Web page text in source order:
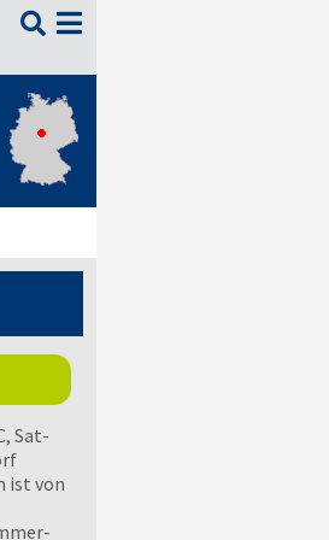

Sat-
ist von